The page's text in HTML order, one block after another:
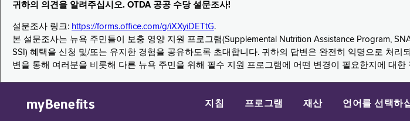
귀하의 의견을 알려주십시오. OTDA 공공 수당 설문조사!
설문조사 링크: https://forms.office.com/g/iXXyiDETtG.
본 설문조사는 뉴욕 주민들이 보충 영양 지원 프로그램(Supplemental Nutrition Assistance Program,
SSI) 혜택을 신청 및/또는 유지한 경험을 공유하도록 초대합니다. 귀하의 답변은 완전히 익명으로 처
변을 통해 여러분을 비롯해 다른 뉴욕 주민을 위해 필수 지원 프로그램에 어떤 변경이 필요한지에 대한
myBenefits 지침 프로그램 재산 언어를 선택하